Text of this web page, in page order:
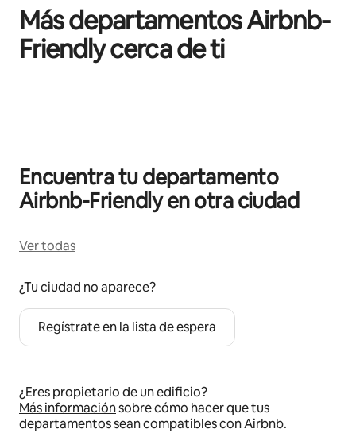
Más departamentos Airbnb-
Friendly cerca de ti
Encuentra tu departamento
Airbnb-Friendly en otra ciudad
Ver todas
¿Tu ciudad no aparece?
Regístrate en la lista de espera
¿Eres propietario de un edificio?
Más informaciónsobre cómo hacer que tus
departamentos sean compatibles con Airbnb.